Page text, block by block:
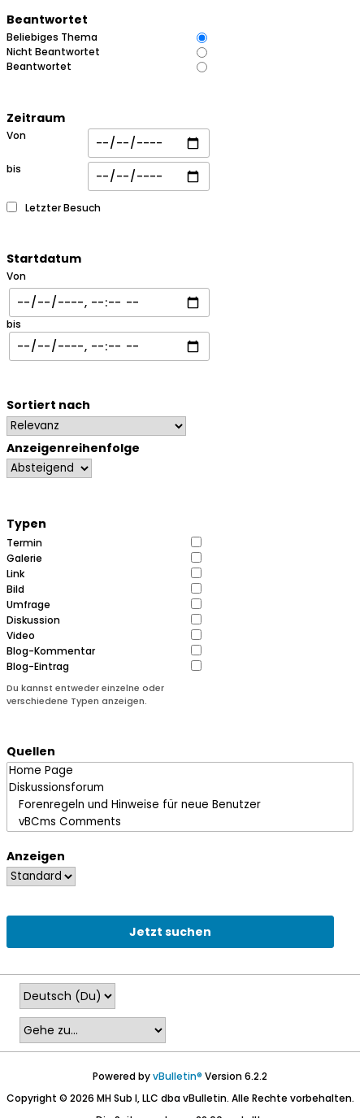
Beantwortet
Beliebiges Thema
Nicht Beantwortet
Beantwortet
Zeitraum
Von
bis
Letzter Besuch
Startdatum
Von
bis
Sortiert nach
Anzeigenreihenfolge
Typen
Termin
Galerie
Link
Bild
Umfrage
Diskussion
Video
Blog-Kommentar
Blog-Eintrag
Du kannst entweder einzelne oder
verschiedene Typen anzeigen.
Quellen
Anzeigen
Jetzt suchen
Powered byvBulletin® Version 6.2.2
Copyright © 2026 MH Sub I, LLC dba vBulletin. Alle Rechte vorbehalten.